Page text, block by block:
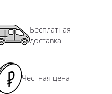
Бесплатная
доставка
Честная цена